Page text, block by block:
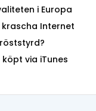
i Europa
Internet
via iTunes